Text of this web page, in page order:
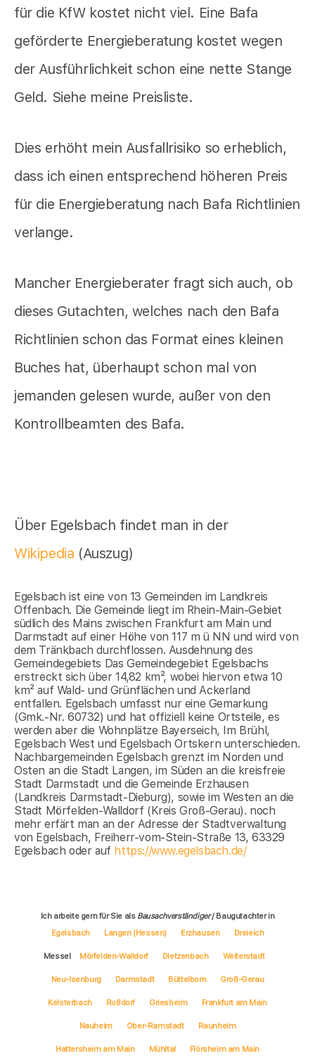
für die KfW kostet nicht viel. Eine Bafa
geförderte Energieberatung kostet wegen
der Ausführlichkeit schon eine nette Stange
Geld. Siehe meine Preisliste.
Dies erhöht mein Ausfallrisiko so erheblich,
dass ich einen entsprechend höheren Preis
für die Energieberatung nach Bafa Richtlinien
verlange.
Mancher Energieberater fragt sich auch, ob
dieses Gutachten, welches nach den Bafa
Richtlinien schon das Format eines kleinen
Buches hat, überhaupt schon mal von
jemanden gelesen wurde, außer von den
Kontrollbeamten des Bafa.
Über Egelsbach findet man in der
Wikipedia (Auszug)
Egelsbach ist eine von 13 Gemeinden im Landkreis
Offenbach. Die Gemeinde liegt im Rhein-Main-Gebiet
südlich des Mains zwischen Frankfurt am Main und
Darmstadt auf einer Höhe von 117 m ü NN und wird von
dem Tränkbach durchflossen. Ausdehnung des
Gemeindegebiets Das Gemeindegebiet Egelsbachs
erstreckt sich über 14,82 km², wobei hiervon etwa 10
km² auf Wald- und Grünflächen und Ackerland
entfallen. Egelsbach umfasst nur eine Gemarkung
(Gmk.-Nr. 60732) und hat offiziell keine Ortsteile, es
werden aber die Wohnplätze Bayerseich, Im Brühl,
Egelsbach West und Egelsbach Ortskern unterschieden.
Nachbargemeinden Egelsbach grenzt im Norden und
Osten an die Stadt Langen, im Süden an die kreisfreie
Stadt Darmstadt und die Gemeinde Erzhausen
(Landkreis Darmstadt-Dieburg), sowie im Westen an die
Stadt Mörfelden-Walldorf (Kreis Groß-Gerau). noch
mehr erfärt man an der Adresse der Stadtverwaltung
von Egelsbach, Freiherr-vom-Stein-Straße 13, 63329
Egelsbach oder auf https://www.egelsbach.de/
Ich arbeite gern für Sie als Bausachverständiger/ Baugutachter in
Egelsbach
Langen (Hessen) Erzhausen Dreieich
Messel Mörfelden-Walldorf Dietzenbach Weiterstadt
Neu-Isenburg Darmstadt Büttelborn Groß-Gerau
Kelsterbach Roßdorf Griesheim Frankfurt am Main
Nauheim Ober-Ramstadt Raunheim
Hattersheim am Main Mühltal Flörsheim am Main